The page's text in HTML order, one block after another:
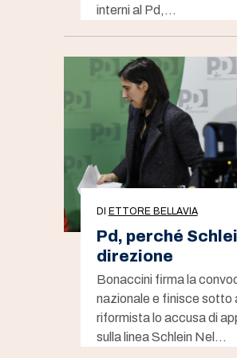
interni al Pd,…
DI ETTORE BELLAVIA
Pd, perché
direzione
Bonaccini firma la
nazionale e finisce
riformista lo accusa di
sulla linea Schlein Nel…